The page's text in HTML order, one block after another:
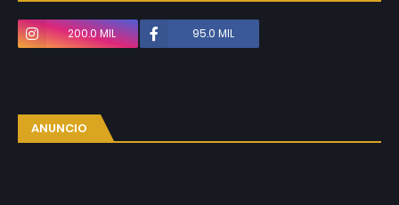
200.0 MIL 95.0 MIL
ANUNCIO